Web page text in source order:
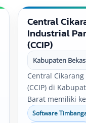
Central
Industrial
(CCIP)
Kabupaten
Central
(CCIP) di
Barat memiliki
penimbangan
Software